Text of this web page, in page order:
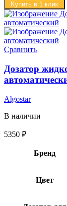
Купить в 1 клик
Сравнить
Дозатор
Algostar
В наличии
5350 ₽
Бренд
Цвет